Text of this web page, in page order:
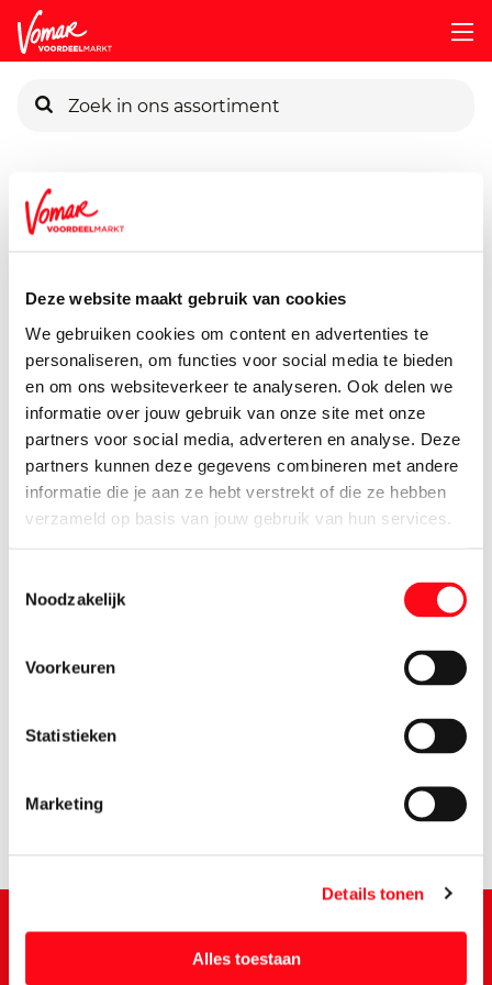
Deze website maakt gebruik van cookies
We gebruiken cookies om content en advertenties te
personaliseren, om functies voor social media te bieden
en om ons websiteverkeer te analyseren. Ook delen we
informatie over jouw gebruik van onze site met onze
partners voor social media, adverteren en analyse. Deze
partners kunnen deze gegevens combineren met andere
informatie die je aan ze hebt verstrekt of die ze hebben
verzameld op basis van jouw gebruik van hun services.
Noodzakelijk
Voorkeuren
Statistieken
Marketing
Details tonen
Alles toestaan
Pincode vergeten
Persoonlijk KIK-account
Assortiment
400 gram
3.25